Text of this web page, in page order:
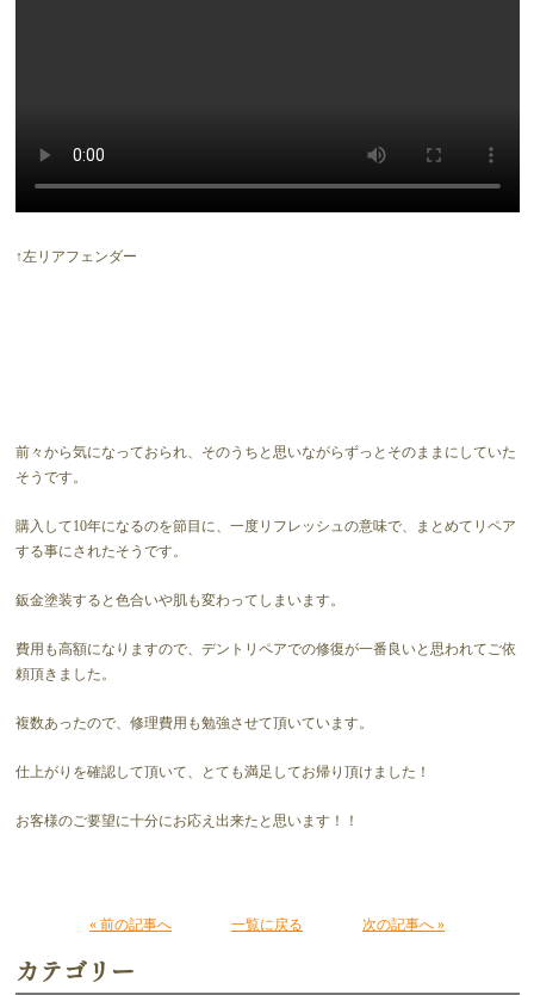
↑左リアフェンダー
前々から気になっておられ、そのうちと思いながらずっとそのままにしていた
そうです。
購入して10年になるのを節目に、一度リフレッシュの意味で、まとめてリペア
する事にされたそうです。
鈑金塗装すると色合いや肌も変わってしまいます。
費用も高額になりますので、デントリペアでの修復が一番良いと思われてご依
頼頂きました。
複数あったので、修理費用も勉強させて頂いています。
仕上がりを確認して頂いて、とても満足してお帰り頂けました！
お客様のご要望に十分にお応え出来たと思います！！
« 前の記事へ 一覧に戻る 次の記事へ »
カテゴリー